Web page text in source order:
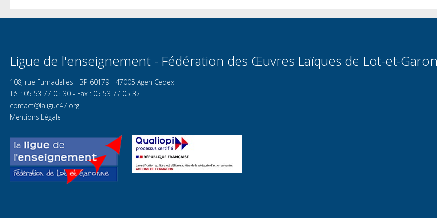
Ligue de l'enseignement - Fédération des Œuvres Laïques de Lot-et-
108, rue Fumadelles - BP 60179 - 47005 Agen Cedex
Tél : 05 53 77 05 30 - Fax : 05 53 77 05 37
contact@laligue47.org
Mentions Légale